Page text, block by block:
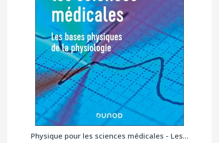
Physique pour les sciences médicales - Les...